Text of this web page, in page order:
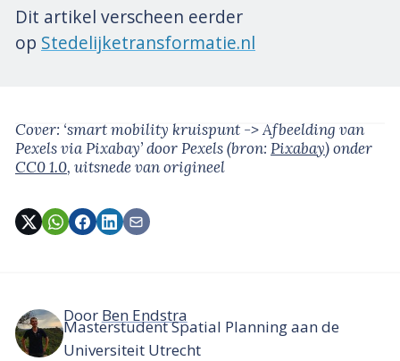
Dit artikel verscheen eerder
op Stedelijketransformatie.nl
Cover: ‘smart mobility kruispunt -> Afbeelding van
Pexels via Pixabay’door Pexels(bron: Pixabay)onder
CC0 1.0, uitsnede van origineel
Door Ben Endstra
Masterstudent Spatial Planning aan de
Universiteit Utrecht